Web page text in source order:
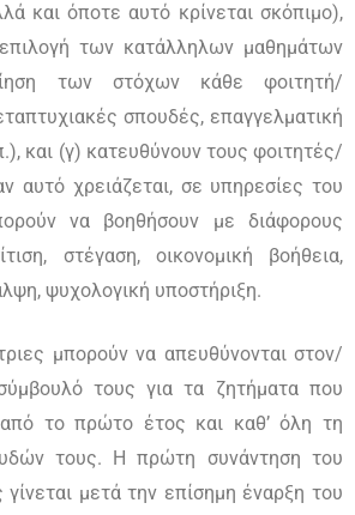
και όποτε αυτό κρίνεται σκόπιμο),
των κατάλληλων μαθημάτων
των στόχων κάθε φοιτητή/
σπουδές, επαγγελματική
και (γ) κατευθύνουν τους φοιτητές/
αυτό χρειάζεται, σε υπηρεσίες του
να βοηθήσουν με διάφορους
στέγαση, οικονομική βοήθεια,
ψυχολογική υποστήριξη.
μπορούν να απευθύνονται στον/
τους για τα ζητήματα που
το πρώτο έτος και καθ’ όλη τη
τους. Η πρώτη συνάντηση του
μετά την επίσημη έναρξη του